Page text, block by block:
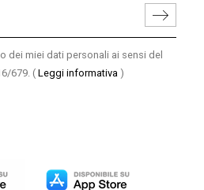
dei miei dati personali ai sensi del
679. ( Leggi informativa )